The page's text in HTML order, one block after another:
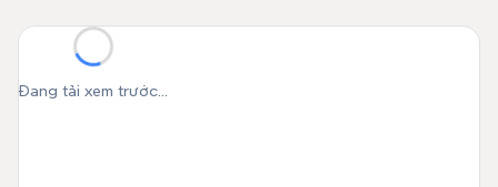
Đang tải xem trước...